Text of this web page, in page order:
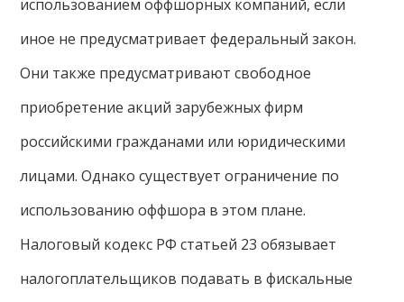
использованием оффшорных компаний, если
иное не предусматривает федеральный закон.
Они также предусматривают свободное
приобретение акций зарубежных фирм
российскими гражданами или юридическими
лицами. Однако существует ограничение по
использованию оффшора в этом плане.
Налоговый кодекс РФ статьей 23 обязывает
налогоплательщиков подавать в фискальные